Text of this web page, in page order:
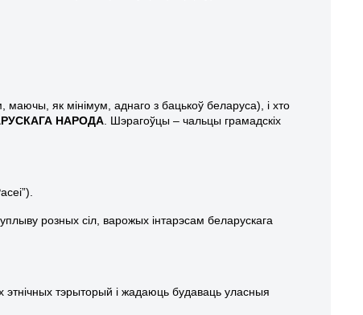
маючы, як мінімум, аднаго з бацькоў беларуса), і хто
НАРОДА . Шэрагоўцы – чальцы грамадскіх
розных сіл, варожых інтарэсам беларускага
этнічных тэрыторый і жадаюць будаваць уласныя